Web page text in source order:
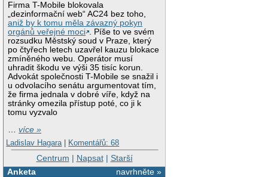
Firma T-Mobile blokovala
„dezinformační web“ AC24 bez toho,
aniž by k tomu měla závazný pokyn
orgánů veřejné moci . Píše to ve svém
rozsudku Městský soud v Praze, který
po čtyřech letech uzavřel kauzu blokace
zmíněného webu. Operátor musí
uhradit škodu ve výši 35 tisíc korun.
Advokát společnosti T-Mobile se snažil i
u odvolacího senátu argumentovat tím,
že firma jednala v dobré víře, když na
stránky omezila přístup poté, co ji k
tomu vyzvalo
…více »
Ladislav Hagara | Komentářů: 68
Centrum | Napsat| Starší
navrhněte »
Anketa